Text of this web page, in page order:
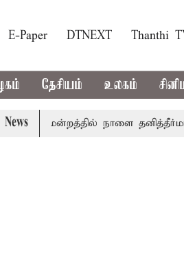
E-Paper DTNEXT Thanthi
தேசியம் உலகம்
சட்டமன்றத்தில் நாளை தனித்தீர்மானம்